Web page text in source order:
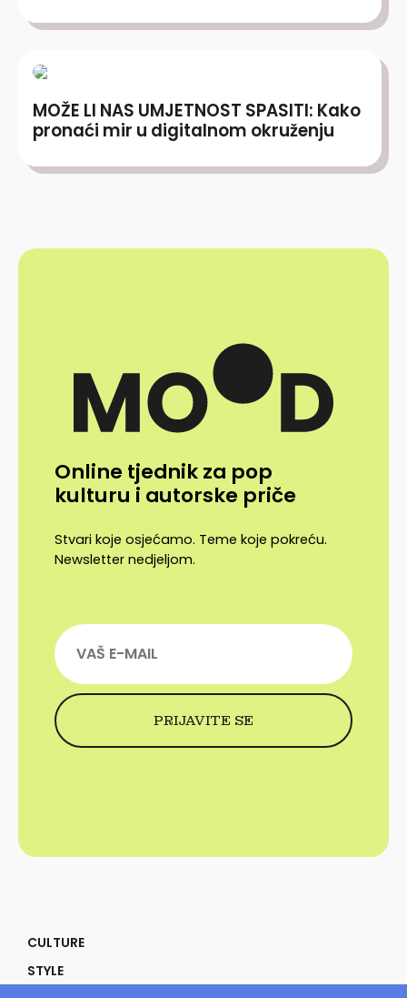
MOŽE LI NAS UMJETNOST SPASITI: Kako
pronaći mir u digitalnom okruženju
Online tjednik za pop
kulturu i autorske priče
Stvari koje osjećamo. Teme koje pokreću.
Newsletter nedjeljom.
CULTURE
STYLE